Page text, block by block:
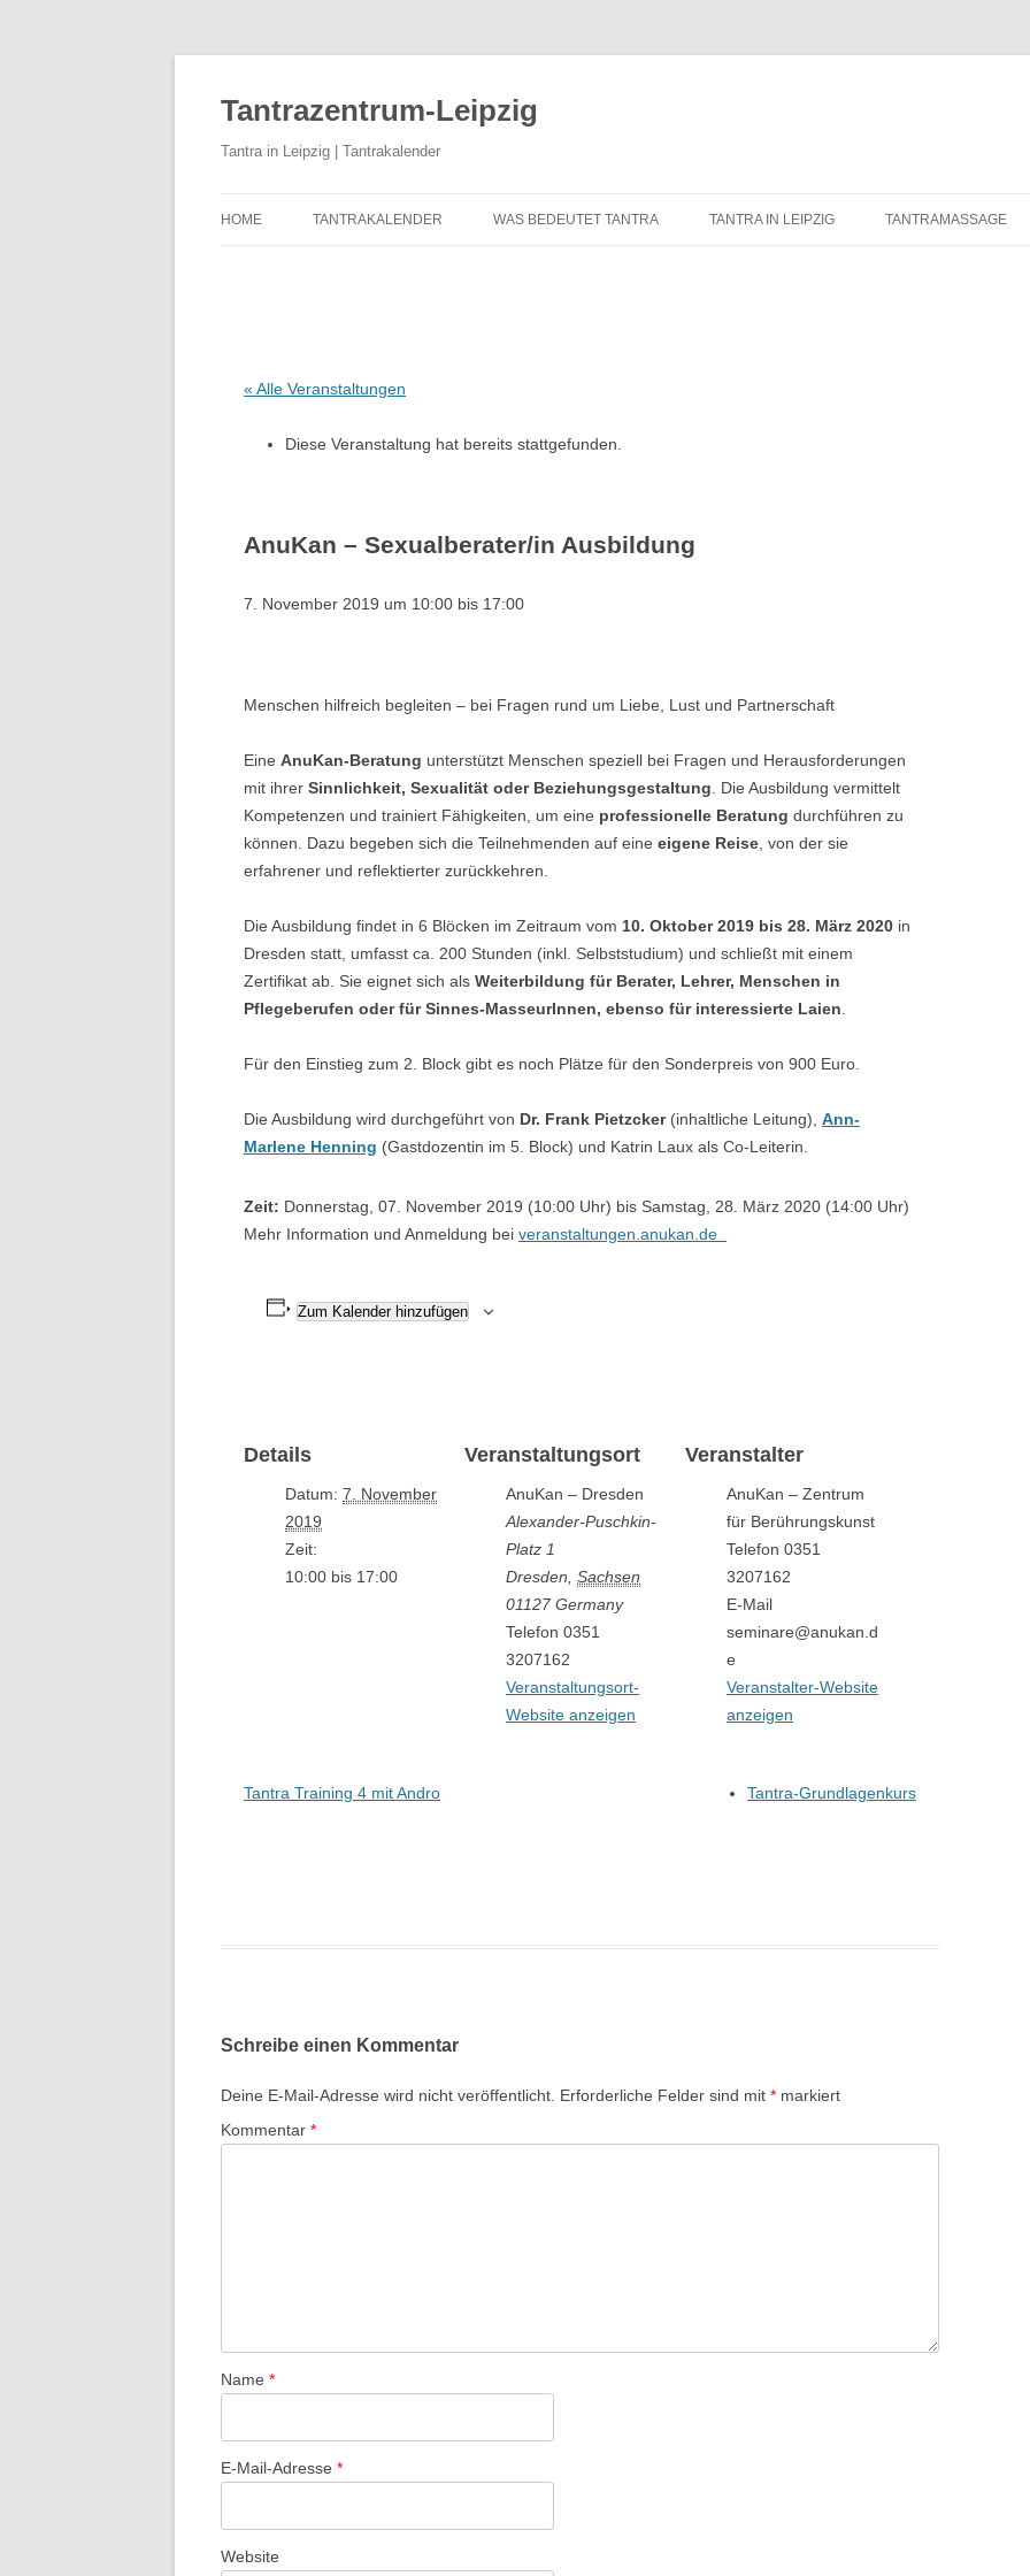
Tantrazentrum-Leipzig
Tantra in Leipzig | Tantrakalender
HOME TANTRAKALENDER WAS BEDEUTET TANTRA
WHO IS WHO?
TANTRA IN LEIPZIG TANTRAMASSAGE
« Alle Veranstaltungen
Diese Veranstaltung hat bereits stattgefunden.
AnuKan – Sexualberater/in Ausbildung
7. November 2019 um 10:00 bis 17:00
Menschen hilfreich begleiten – bei Fragen rund um Liebe, Lust und Partnerschaft
Eine AnuKan-Beratung unterstützt Menschen speziell bei Fragen und Herausforderungen
mit ihrer Sinnlichkeit, Sexualität oder Beziehungsgestaltung . Die Ausbildung vermittelt
Kompetenzen und trainiert Fähigkeiten, um eine professionelle Beratung durchführen zu
können. Dazu begeben sich die Teilnehmenden auf eine eigene Reise , von der sie
erfahrener und reflektierter zurückkehren.
Die Ausbildung findet in 6 Blöcken im Zeitraum vom 10. Oktober 2019 bis 28. März 2020 in
Dresden statt, umfasst ca. 200 Stunden (inkl. Selbststudium) und schließt mit einem
Zertifikat ab. Sie eignet sich als Weiterbildung für Berater, Lehrer, Menschen in
Pflegeberufen oder für Sinnes-MasseurInnen, ebenso für interessierte Laien
Für den Einstieg zum 2. Block gibt es noch Plätze für den Sonderpreis von 900 Euro.
Die Ausbildung wird durchgeführt von Dr. Frank Pietzcker(inhaltliche Leitung), Ann-
Marlene Henning (Gastdozentin im 5. Block) und Katrin Laux als Co-Leiterin.
Zeit: Donnerstag, 07. November 2019 (10:00 Uhr) bis Samstag, 28. März 2020 (14:00 Uhr)
Mehr Information und Anmeldung bei veranstaltungen.anukan.de
Zum Kalender hinzufügen
Details
Datum: 7. November
2019
Zeit:
10:00 bis 17:00
Veranstaltungsort
AnuKan – Dresden
Alexander-Puschkin-
Platz 1
Dresden Sachsen
01127 Germany
Telefon 0351
3207162
Veranstaltungsort-
Website anzeigen
Veranstalter
AnuKan – Zentrum
für Berührungskunst
Telefon 0351
3207162
E-Mail
seminare@anukan.d
e
Veranstalter-Website
anzeigen
Tantra Training 4 mit Andro Tantra-Grundlagenkurs
Schreibe einen Kommentar
Deine E-Mail-Adresse wird nicht veröffentlicht. Erforderliche Felder sind mit * markiert
Kommentar *
Name *
E-Mail-Adresse *
Website